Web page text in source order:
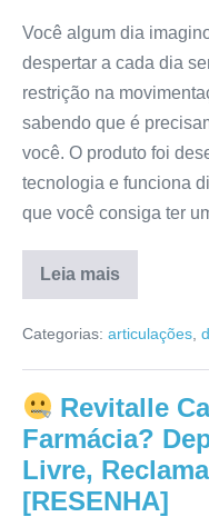
Você algum dia
despertar a cada dia
restrição na
sabendo que é
você. O produto foi
tecnologia e funciona
que você consiga ter
Leia mais
Inibdor
Confiável?
Avaliação,
Como
Usar
[RESENHA]
Categorias: articulações
Revitalle
Farmácia?
Livre,
[RESENHA]